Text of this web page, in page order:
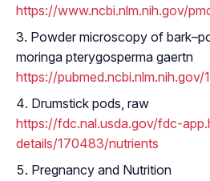
https://www.ncbi.nlm.nih.gov/
Powder microscopy of
moringa pterygosperma gaertn
https://
Drumstick pods, raw
https://fdc.nal.usda.gov/fdc-
details/170483/nutrients
Pregnancy and Nutrition